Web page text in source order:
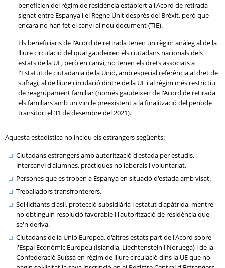
beneficien del règim de residència establert a l'Acord de retirada
signat entre Espanya i el Regne Unit després del Brèxit, però que
encara no han fet el canvi al nou document (TIE).
Els beneficiaris de l'Acord de retirada tenen un règim anàleg al de la
lliure circulació del qual gaudeixen els ciutadans nacionals dels
estats de la UE, però en canvi, no tenen els drets associats a
l'Estatut de ciutadania de la Unió, amb especial referència al dret de
sufragi, al de lliure circulació dintre de la UE i al règim més restrictiu
de reagrupament familiar (només gaudeixen de l'Acord de retirada
els familiars amb un vincle preexistent a la finalització del període
transitori el 31 de desembre del 2021).
Aquesta estadística no inclou els estrangers següents:
Ciutadans estrangers amb autorització d'estada per estudis,
intercanvi d'alumnes, pràctiques no laborals i voluntariat.
Persones que es troben a Espanya en situació d'estada amb visat.
Treballadors transfronterers.
Sol·licitants d'asil, protecció subsidiària i estatut d'apàtrida, mentre
no obtinguin resolució favorable i l'autorització de residència que
se'n deriva.
Ciutadans de la Unió Europea, d'altres estats part de l'Acord sobre
l'Espai Econòmic Europeu (Islàndia, Liechtenstein i Noruega) i de la
Confederació Suïssa en règim de lliure circulació dins la UE que no